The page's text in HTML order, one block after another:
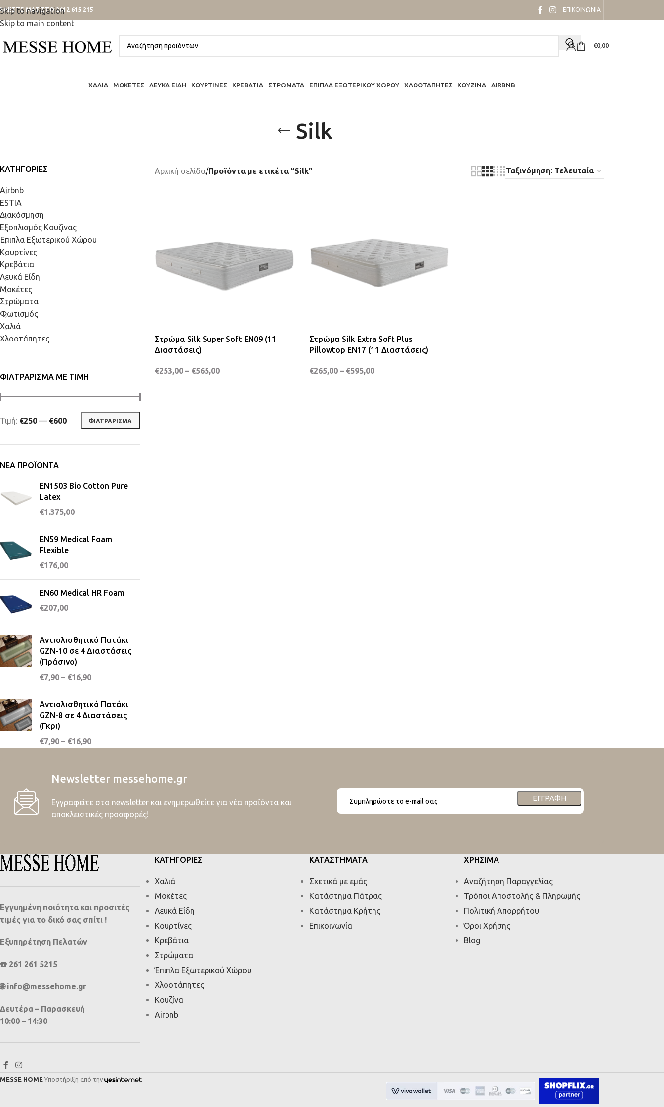
Skip to navigation
Skip to main content
ΜΑΣ ΣΤΟ 2612 615 215 ΕΠΙΚΟΙΝΩΝΙΑ
€0,00
ΧΑΛΙΆ ΜΟΚΈΤΕΣ ΛΕΥΚΆ ΕΊΔΗ ΚΟΥΡΤΊΝΕΣ ΚΡΕΒΆΤΙΑ ΣΤΡΏΜΑΤΑ ΈΠΙΠΛΑ ΕΞΩΤΕΡΙΚΟΎ ΧΏΡΟΥ ΧΛΟΟΤΆΠΗΤΕΣ ΚΟΥΖΊΝΑ AIRBNB
Silk
ΚΑΤΗΓΟΡΊΕΣ
Airbnb
ESTIA
Διακόσμηση
Εξοπλισμός Κουζίνας
Έπιπλα Εξωτερικού Χώρου
Κουρτίνες
Κρεβάτια
Λευκά Είδη
Μοκέτες
Στρώματα
Φωτισμός
Χαλιά
Χλοοτάπητες
ΦΙΛΤΡΆΡΙΣΜΑ ΜΕ ΤΙΜΉ
ΦΙΛΤΡΆΡΙΣΜΑ
Τιμή: €250 — €600
ΝΈΑ ΠΡΟΪΌΝΤΑ
EN1503 Bio Cotton Pure
Latex
€1.375,00
EN59 Medical Foam
Flexible
€176,00
EN60 Medical HR Foam
€207,00
Αντιολισθητικό Πατάκι
GZN-10 σε 4 Διαστάσεις
(Πράσινο)
€7,90 – €16,90
Αντιολισθητικό Πατάκι
GZN-8 σε 4 Διαστάσεις
(Γκρι)
€7,90 – €16,90
Αρχική σελίδα/Προϊόντα με ετικέτα “Silk”
Στρώμα Silk Super Soft EN09 (11
Διαστάσεις)
€253,00 – €565,00
Στρώμα Silk Extra Soft Plus
Pillowtop EN17 (11 Διαστάσεις)
€265,00 – €595,00
Newsletter messehome.gr
Εγγραφείτε στο newsletter και ενημερωθείτε για νέα προϊόντα και
αποκλειστικές προσφορές!
ΕΓΓΡΑΦΉ
Εγγυημένη ποιότητα και προσιτές
τιμές για το δικό σας σπίτι !
Εξυπηρέτηση Πελατών
☎️ 261 261 5215
🌐 info@messehome.gr
Δευτέρα – Παρασκευή
10:00 – 14:30
ΚΑΤΗΓΟΡΙΕΣ
Χαλιά
Μοκέτες
Λευκά Είδη
Κουρτίνες
Κρεβάτια
Στρώματα
Έπιπλα Εξωτερικού Χώρου
Χλοοτάπητες
Κουζίνα
Airbnb
ΚΑΤΑΣΤΗΜΑΤΑ
Σχετικά με εμάς
Κατάστημα Πάτρας
Κατάστημα Κρήτης
Επικοινωνία
ΧΡΗΣΙΜΑ
Αναζήτηση Παραγγελίας
Τρόποι Αποστολής & Πληρωμής
Πολιτική Απορρήτου
Όροι Χρήσης
Blog
MESSE HOME Υποστήριξη από την